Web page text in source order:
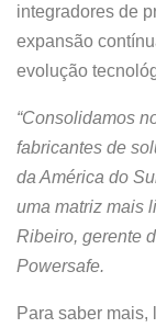
integradores de
expansão
evolução
“Consolidamos
fabricantes de
da América do
uma matriz mais
Ribeiro, gerente
Powersafe.
Para saber mais,